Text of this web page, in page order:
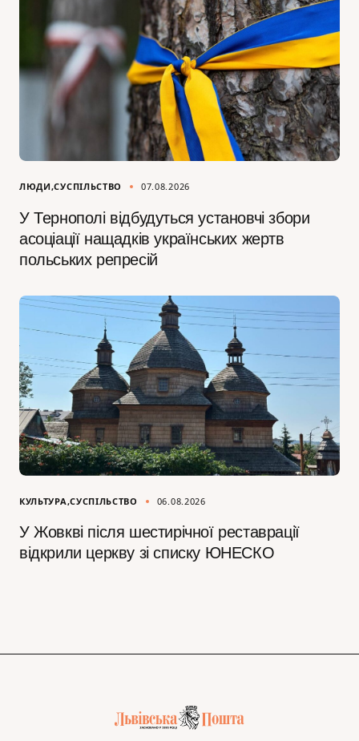
ЛЮДИ СУСПІЛЬСТВО 07.08.2026
У Тернополі відбудуться установчі збори
асоціації нащадків українських жертв
польських репресій
КУЛЬТУРА СУСПІЛЬСТВО 06.08.2026
У Жовкві після шестирічної реставрації
відкрили церкву зі списку ЮНЕСКО